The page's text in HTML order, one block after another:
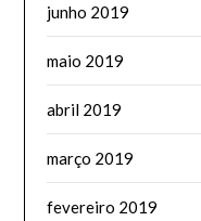
junho 2019
maio 2019
abril 2019
março 2019
fevereiro 2019